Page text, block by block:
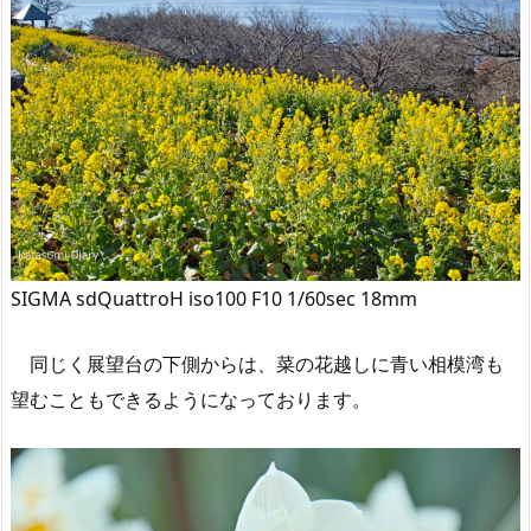
SIGMA sdQuattroH iso100 F10 1/60sec 18mm
同じく展望台の下側からは、菜の花越しに青い相模湾も
望むこともできるようになっております。